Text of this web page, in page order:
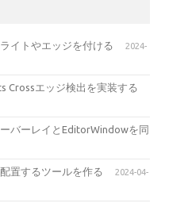
イトやエッジを付ける
2024-
Crossエッジ検出を実装する
バーレイとEditorWindowを同
置するツールを作る
2024-04-